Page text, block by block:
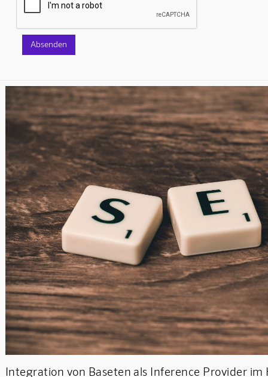
Integration von Baseten als Inference Provider im